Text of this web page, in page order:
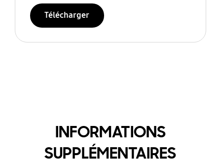
Télécharger
INFORMATIONS
SUPPLÉMENTAIRES